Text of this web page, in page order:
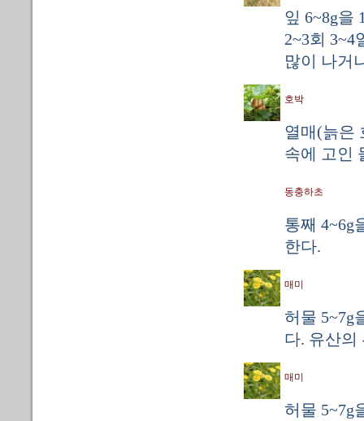
잎 6~8g을
2~3회
많이 나거
호박
열매(늙은
속에 고인
동충하초
통째 4~6g
한다.
매미
허물 5~7g
다. 유산의
매미
허물 5~7g